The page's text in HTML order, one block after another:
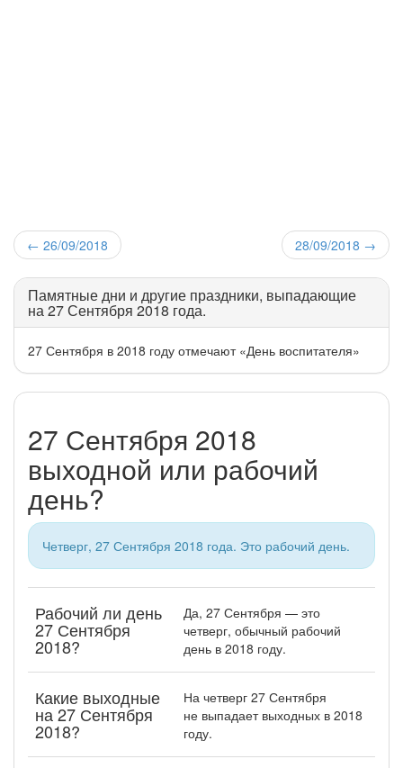
← 26/09/2018 28/09/2018 →
Памятные дни и другие праздники, выпадающие
на 27 Сентября 2018 года.
27 Сентября в 2018 году отмечают «День воспитателя»
27 Сентября 2018
выходной или рабочий
день?
Четверг, 27 Сентября 2018 года. Это рабочий день.
Рабочий ли день
27 Сентября
2018?
Да, 27 Сентября — это
четверг, обычный рабочий
день в 2018 году.
Какие выходные
на 27 Сентября
2018?
На четверг 27 Сентября
не выпадает выходных в 2018
году.